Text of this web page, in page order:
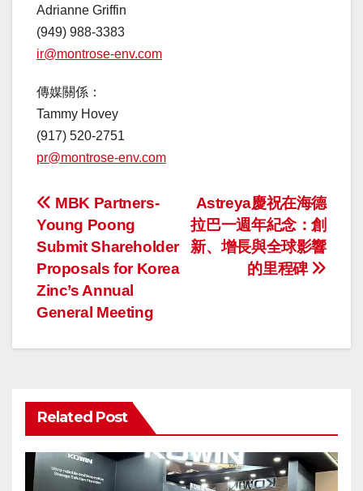
Adrianne Griffin
(949) 988-3383
ir@montrose-env.com
傳媒關係：
Tammy Hovey
(917) 520-2751
pr@montrose-env.com
投
稿
ナ
ビ
ゲ
シ
ョ
ン
Astreya慶祝在海德
拉巴一週年紀念：創
新、增長與全球影響
的里程碑
MBK Partners-
Young Poong
Submit Shareholder
Proposals for Korea
Zinc’s Annual
General Meeting
Related Post